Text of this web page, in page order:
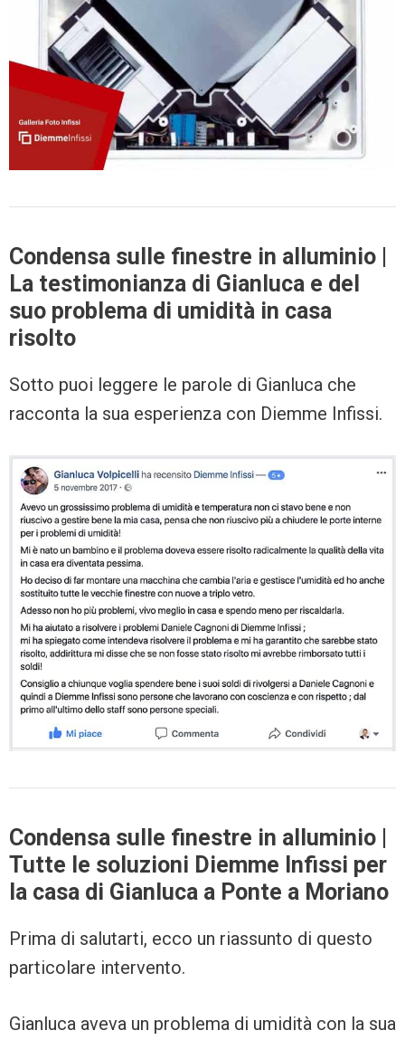
Condensa sulle finestre in alluminio |
La testimonianza di Gianluca e del
suo problema di umidità in casa
risolto
Sotto puoi leggere le parole di Gianluca che
racconta la sua esperienza con Diemme Infissi.
Condensa sulle finestre in alluminio |
Tutte le soluzioni Diemme Infissi per
la casa di Gianluca a Ponte a Moriano
Prima di salutarti, ecco un riassunto di questo
particolare intervento.
Gianluca aveva un problema di umidità con la sua